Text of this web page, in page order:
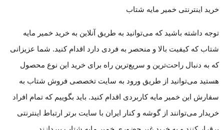
خرید اینترنتی خمیر مایه شتاب
توجه داشته باشید که می‌توانید به طریق آنلاین به خرید خمیر مایه
شتاب که کیفیت بالا و منحصر به فردی دارد اقدام کنید. شما عزیزانی
که به دنبال راحت‌ترین و سریع‌ترین راه برای خرید این نوع محصول
هستید می‌توانید از طریق ورود به سایت تخصصی فروش شتاب به
سفارش این خمیر مایه کاربردی اقدام کنید. باید بگوییم که تمام افراد
خریدار می‌توانند از گوشه و کنار ایران با سایت برتر ارتباط اینترنتی